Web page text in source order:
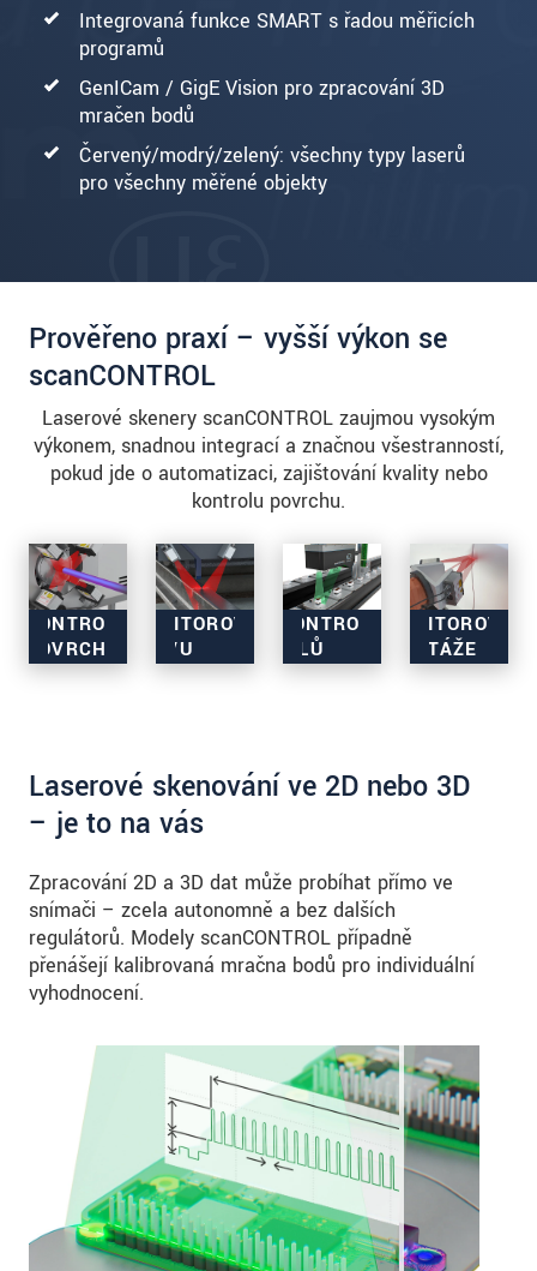
Integrovaná funkce SMART s řadou měřicích
programů
GenICam / GigE Vision pro zpracování 3D
mračen bodů
Červený/modrý/zelený: všechny typy laserů
pro všechny měřené objekty
Prověřeno praxí – vyšší výkon se
scanCONTROL
Laserové skenery scanCONTROL zaujmou vysokým
výkonem, snadnou integrací a značnou všestranností,
pokud jde o automatizaci, zajišťování kvality nebo
kontrolu povrchu.
KONTROLA
POVRCHU
Kontrola
povrchu
a detekce
MONITOROVÁNÍ
STAVU
Monitorování
stavu a
zajišťování
KONTROLA
DÍLŮ
Kontrola
geometrie
MONITOROVÁNÍ
MONTÁŽE
Monitorování
montáže a
navádění
skeneru
Laserové skenování ve 2D nebo 3D
– je to na vás
Zpracování 2D a 3D dat může probíhat přímo ve
snímači – zcela autonomně a bez dalších
regulátorů. Modely scanCONTROL případně
přenášejí kalibrovaná mračna bodů pro individuální
vyhodnocení.